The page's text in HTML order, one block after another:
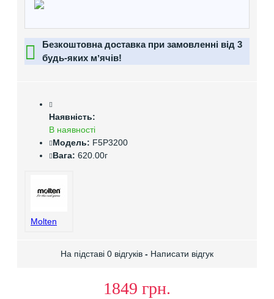
Безкоштовна доставка при замовленні від 3
будь-яких мʼячів!
Наявність:
В наявності
Модель: F5P3200
Вага: 620.00г
Molten
На підставі 0 відгуків - Написати відгук
1849 грн.